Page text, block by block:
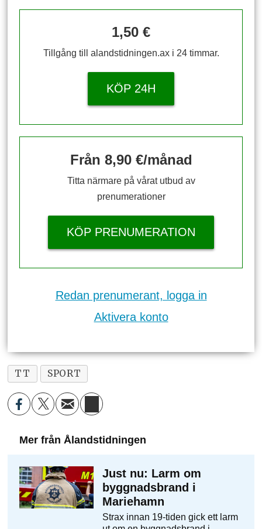
1,50 €
Tillgång till alandstidningen.ax i 24 timmar.
KÖP 24H
Från 8,90 €/månad
Titta närmare på vårat utbud av
prenumerationer
KÖP PRENUMERATION
Redan prenumerant, logga in
Aktivera konto
TT SPORT